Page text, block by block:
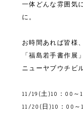
一体どんな雰囲気
に。
お時間あれば皆様
「福島若手書作展」
ニューヤブウチビ
11/19(土)10：00～
11/20(日)10：00～